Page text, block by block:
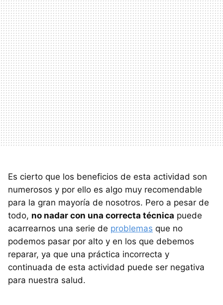
Es cierto que los beneficios de esta actividad son
numerosos y por ello es algo muy recomendable
para la gran mayoría de nosotros. Pero a pesar de
todo, no nadar con una correcta técnica puede
acarrearnos una serie de problemas que no
podemos pasar por alto y en los que debemos
reparar, ya que una práctica incorrecta y
continuada de esta actividad puede ser negativa
para nuestra salud.